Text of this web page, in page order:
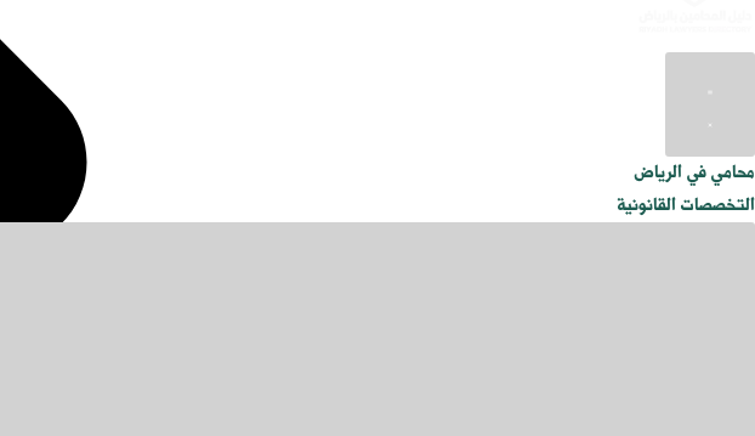
محامي في الرياض
التخصصات القانونية